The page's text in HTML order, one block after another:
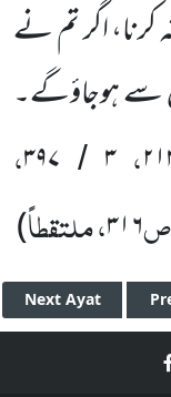
اگر تم نے
سے ہوجاؤگے۔
، ۳ / ۳۹۷،
ص۳۱۶، ملتقطاً)
Next Ayat